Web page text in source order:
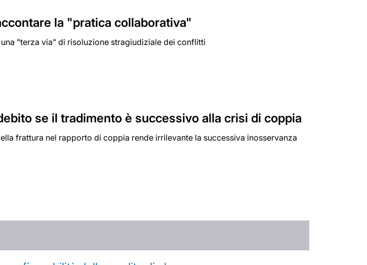
la "pratica collaborativa"
"terza via" di risoluzione stragiudiziale dei conflitti
se il tradimento è successivo alla crisi di coppia
frattura nel rapporto di coppia rende irrilevante la successiva inosservanza